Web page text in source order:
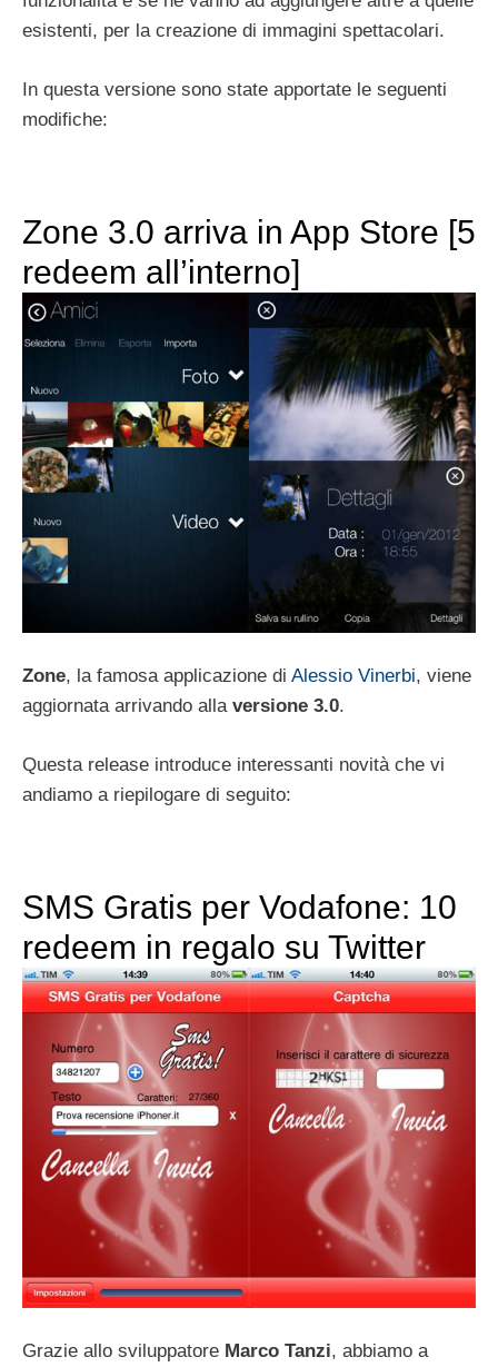
esistenti, per la creazione di immagini spettacolari.
In questa versione sono state apportate le seguenti
modifiche:
Zone 3.0 arriva in App Store [5
redeem all’interno]
Zone, la famosa applicazione di Alessio Vinerbi, viene
aggiornata arrivando alla versione 3.0.
Questa release introduce interessanti novità che vi
andiamo a riepilogare di seguito:
SMS Gratis per Vodafone: 10
redeem in regalo su Twitter
Grazie allo sviluppatore Marco Tanzi, abbiamo a